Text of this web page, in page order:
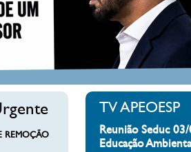
REMOÇÃO
TV APEOESP
Reunião Seduc
Educação